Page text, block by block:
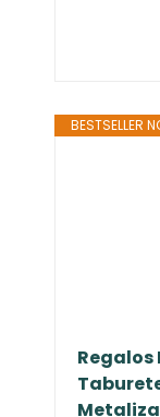
BESTSELLER